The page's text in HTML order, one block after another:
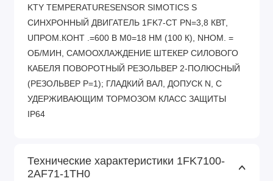
KTY TEMPERATURESENSOR SIMOTICS S
СИНХРОННЫЙ ДВИГАТЕЛЬ 1FK7-CT PN=3,8 КВТ,
UПРОМ.КОНТ .=600 В M0=18 HM (100 К), NНОМ. =
ОБ/МИН, САМООХЛАЖДЕНИЕ ШТЕКЕР СИЛОВОГО
КАБЕЛЯ ПОВОРОТНЫЙ РЕЗОЛЬВЕР 2-ПОЛЮСНЫЙ
(РЕЗОЛЬВЕР P=1); ГЛАДКИЙ ВАЛ, ДОПУСК N, С
УДЕРЖИВАЮЩИМ ТОРМОЗОМ КЛАСС ЗАЩИТЫ
IP64
Технические характеристики 1FK7100-
2AF71-1TH0